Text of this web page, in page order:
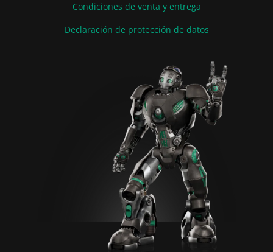
Condiciones de venta y entrega
Declaración de protección de datos